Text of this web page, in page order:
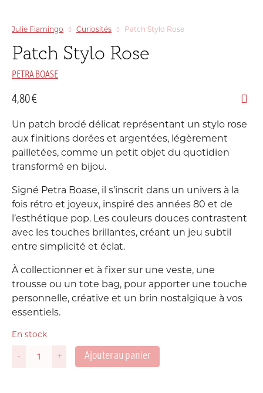
Julie Flamingo Curiosités Patch Stylo Rose
Patch Stylo Rose
PETRA BOASE
4,80€
Un patch brodé délicat représentant un stylo rose
aux finitions dorées et argentées, légèrement
pailletées, comme un petit objet du quotidien
transformé en bijou.
Signé Petra Boase, il s’inscrit dans un univers à la
fois rétro et joyeux, inspiré des années 80 et de
l’esthétique pop. Les couleurs douces contrastent
avec les touches brillantes, créant un jeu subtil
entre simplicité et éclat.
À collectionner et à fixer sur une veste, une
trousse ou un tote bag, pour apporter une touche
personnelle, créative et un brin nostalgique à vos
essentiels.
En stock
-
quantité
+ Ajouter au panier